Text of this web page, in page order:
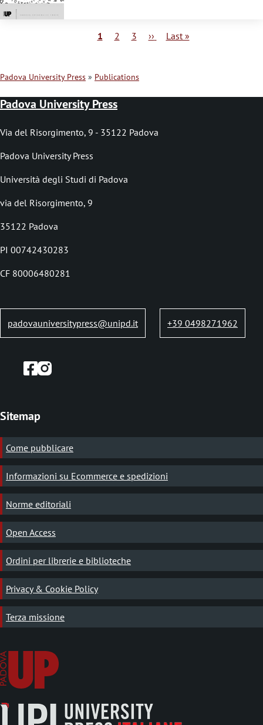
g
i
n
a
i
o
Current
1 Page
2 Page
3
Next
››
Last
Last »
B
r
e
a
d
c
u
m
b
Padova University Press Publications
Padova University Press
Via del Risorgimento, 9 - 35122 Padova
Padova University Press
Università degli Studi di Padova
via del Risorgimento, 9
35122 Padova
PI 00742430283
CF 80006480281
padovauniversitypress@unipd.it +39 0498271962
Sitemap
Come pubblicare
Informazioni su Ecommerce e spedizioni
Norme editoriali
Open Access
Ordini per librerie e biblioteche
Privacy & Cookie Policy
Terza missione